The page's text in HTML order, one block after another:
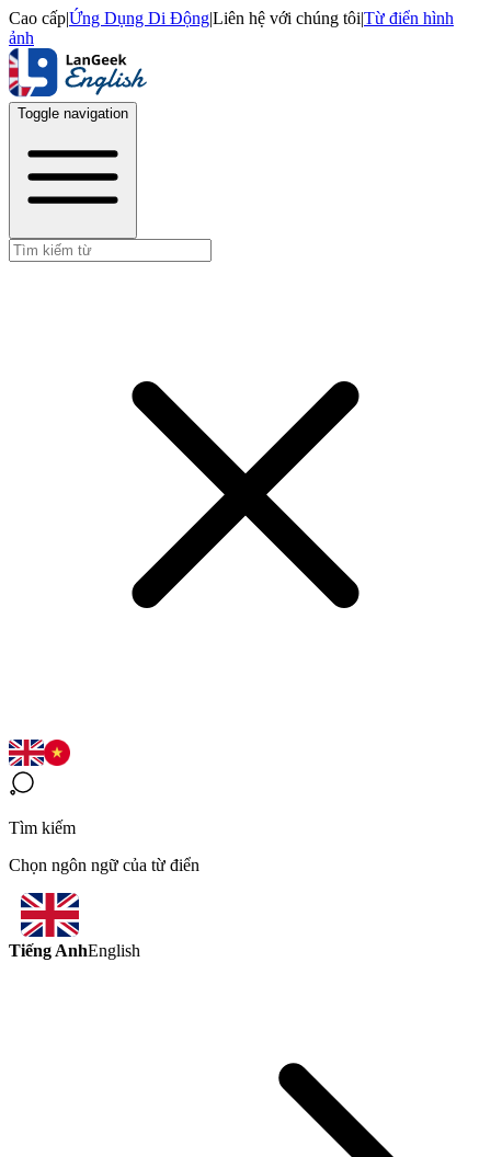
Cao cấp|Ứng Dụng Di Động|Liên hệ với chúng tôi|Từ điển hình
ảnh
Toggle navigation
Tìm kiếm
Chọn ngôn ngữ của từ điển
Tiếng AnhEnglish